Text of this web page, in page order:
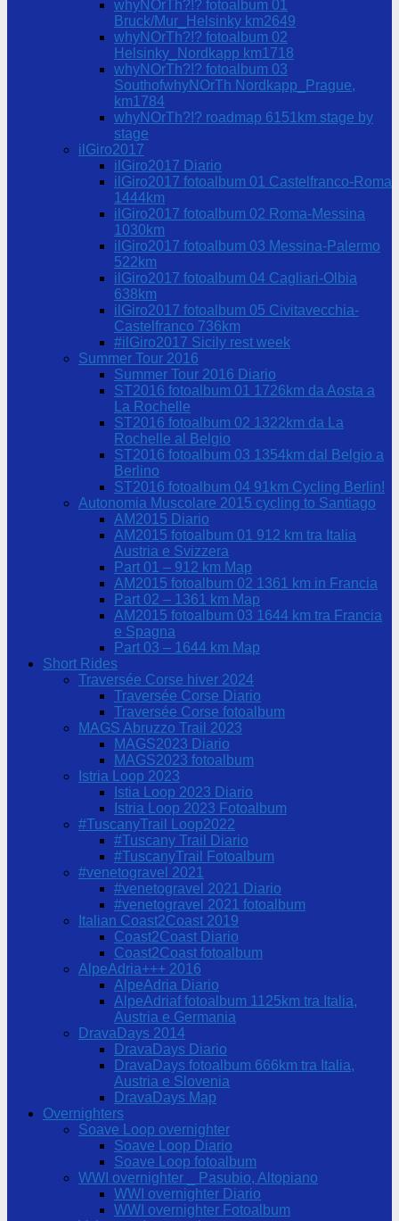
whyNOrTh?!? fotoalbum 01
Bruck/Mur_Helsinky km2649
whyNOrTh?!? fotoalbum 02
Helsinky_Nordkapp km1718
whyNOrTh?!? fotoalbum 03
SouthofwhyNOrTh Nordkapp_Prague,
km1784
whyNOrTh?!? roadmap 6151km stage by
stage
ilGiro2017
ilGiro2017 Diario
ilGiro2017 fotoalbum 01 Castelfranco-Roma
1444km
ilGiro2017 fotoalbum 02 Roma-Messina
1030km
ilGiro2017 fotoalbum 03 Messina-Palermo
522km
ilGiro2017 fotoalbum 04 Cagliari-Olbia
638km
ilGiro2017 fotoalbum 05 Civitavecchia-
Castelfranco 736km
#ilGiro2017 Sicily rest week
Summer Tour 2016
Summer Tour 2016 Diario
ST2016 fotoalbum 01 1726km da Aosta a
La Rochelle
ST2016 fotoalbum 02 1322km da La
Rochelle al Belgio
ST2016 fotoalbum 03 1354km dal Belgio a
Berlino
ST2016 fotoalbum 04 91km Cycling Berlin!
Autonomia Muscolare 2015 cycling to Santiago
AM2015 Diario
AM2015 fotoalbum 01 912 km tra Italia
Austria e Svizzera
Part 01 – 912 km Map
AM2015 fotoalbum 02 1361 km in Francia
Part 02 – 1361 km Map
AM2015 fotoalbum 03 1644 km tra Francia
e Spagna
Part 03 – 1644 km Map
Short Rides
Traversée Corse hiver 2024
Traversée Corse Diario
Traversée Corse fotoalbum
MAGS Abruzzo Trail 2023
MAGS2023 Diario
MAGS2023 fotoalbum
Istria Loop 2023
Istia Loop 2023 Diario
Istria Loop 2023 Fotoalbum
#TuscanyTrail Loop2022
#Tuscany Trail Diario
#TuscanyTrail Fotoalbum
#venetogravel 2021
#venetogravel 2021 Diario
#venetogravel 2021 fotoalbum
Italian Coast2Coast 2019
Coast2Coast Diario
Coast2Coast fotoalbum
AlpeAdria+++ 2016
AlpeAdria Diario
AlpeAdriaf fotoalbum 1125km tra Italia,
Austria e Germania
DravaDays 2014
DravaDays Diario
DravaDays fotoalbum 666km tra Italia,
Austria e Slovenia
DravaDays Map
Overnighters
Soave Loop overnighter
Soave Loop Diario
Soave Loop fotoalbum
WWI overnighter _ Pasubio, Altopiano
WWI overnighter Diario
WWI overnighter Fotoalbum